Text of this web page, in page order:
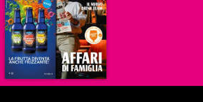
Ristoranti
Hoteldomani